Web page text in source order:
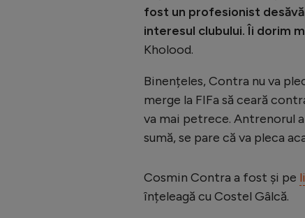
fost un profesionist
interesul clubului. Îi dorim
Kholood.
Binențeles, Contra nu va
merge la FIFa să ceară
va mai petrece. Antrenorul
sumă, se pare că va pleca
Cosmin Contra a fost și pe
înțeleagă cu Costel Gâlcă.